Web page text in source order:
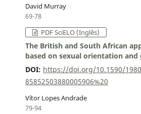
David Murray
69-78
PDF SciELO (Inglês)
The British and South African
based on sexual orientation
DOI: https://doi.org/10.1590/
85852503880005906%20
Vítor Lopes Andrade
79-94